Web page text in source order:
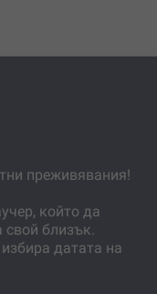
преживявания!
който да
близък.
датата на